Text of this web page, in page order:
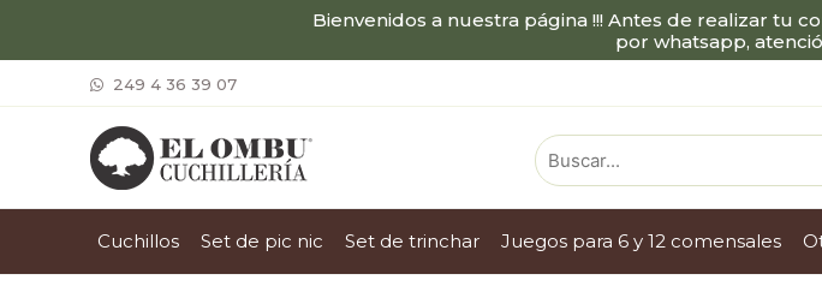
Bienvenidos a nuestra página !!! Antes de realizar tu
por whatsapp,
249 4 36 39 07
cuchillos set de pic nic set de trinchar juegos para 6 y 12 comensales